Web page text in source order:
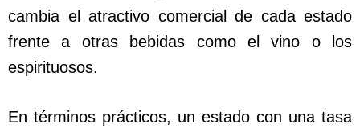
cambia el atractivo comercial de cada estado
frente a otras bebidas como el vino o los
espirituosos.
En términos prácticos, un estado con una tasa